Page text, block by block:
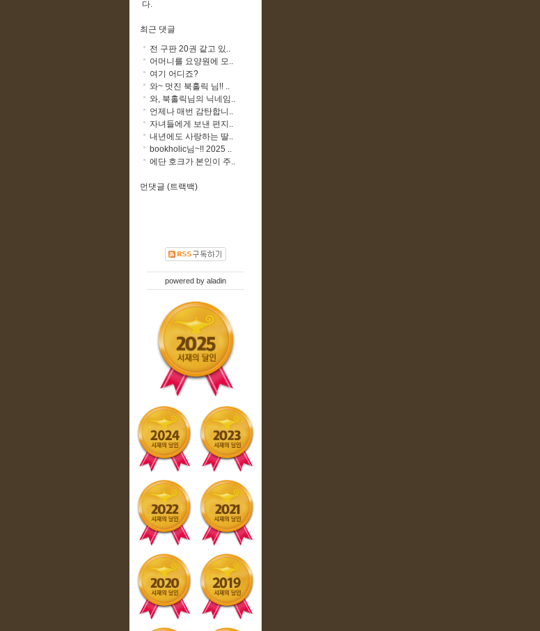
다.
최근 댓글
전 구판 20권 같고 있..
어머니를 요양원에 모..
여기 어디죠?
와~ 멋진 북홀릭 님!! ..
와, 북홀릭님의 닉네임..
언제나 매번 감탄합니..
자녀들에게 보낸 편지..
내년에도 사랑하는 딸..
bookholic님~!! 2025 ..
에단 호크가 본인이 주..
먼댓글 (트랙백)
powered by aladin